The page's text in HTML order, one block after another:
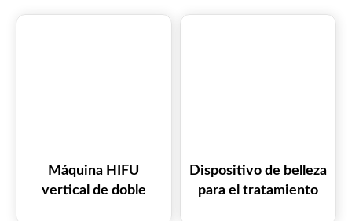
Máquina HIFU
vertical de doble
Dispositivo de belleza
para el tratamiento